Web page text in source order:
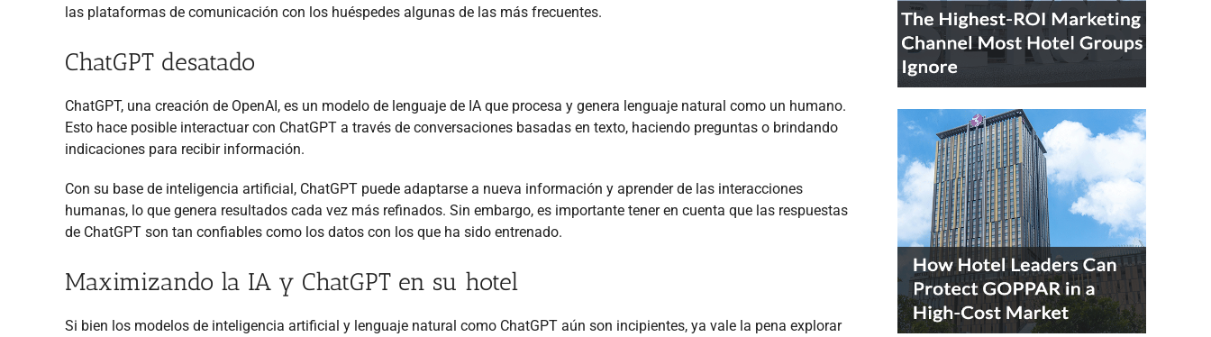
las plataformas de comunicación con los huéspedes algunas de las más frecuentes.
ChatGPT desatado
ChatGPT, una creación de OpenAI, es un modelo de lenguaje de IA que procesa y genera lenguaje natural como un humano.
Esto hace posible interactuar con ChatGPT a través de conversaciones basadas en texto, haciendo preguntas o brindando
indicaciones para recibir información.
Con su base de inteligencia artificial, ChatGPT puede adaptarse a nueva información y aprender de las interacciones
humanas, lo que genera resultados cada vez más refinados. Sin embargo, es importante tener en cuenta que las respuestas
de ChatGPT son tan confiables como los datos con los que ha sido entrenado.
Maximizando la IA y ChatGPT en su hotel
Si bien los modelos de inteligencia artificial y lenguaje natural como ChatGPT aún son incipientes, ya vale la pena explorar